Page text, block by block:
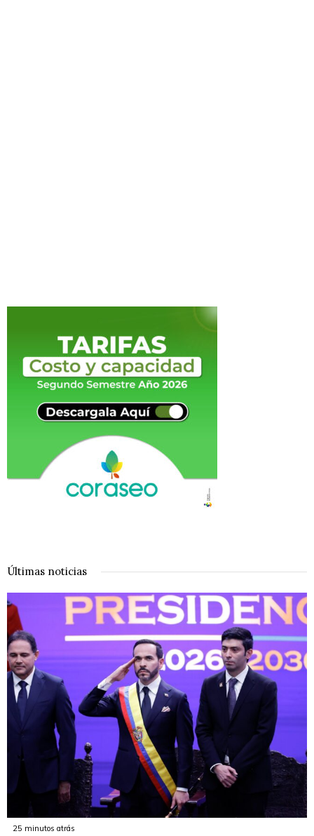
Últimas noticias
25 minutos atrás